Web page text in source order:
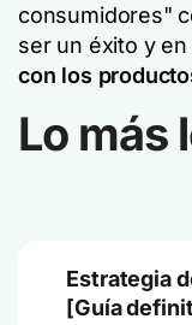
consumidores"
ser un éxito y
con los
Lo más
Estrategia
[Guía